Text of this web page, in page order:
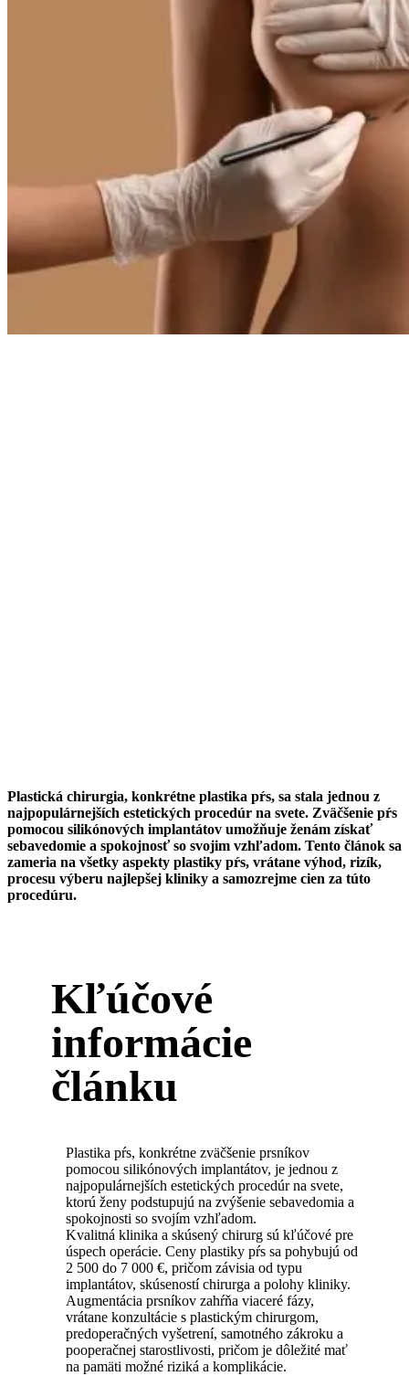
Plastická chirurgia, konkrétne plastika pŕs, sa stala jednou z
najpopulárnejších estetických procedúr na svete. Zväčšenie pŕs
pomocou silikónových implantátov umožňuje ženám získať
sebavedomie a spokojnosť so svojim vzhľadom. Tento článok sa
zameria na všetky aspekty plastiky pŕs, vrátane výhod, rizík,
procesu výberu najlepšej kliniky a samozrejme cien za túto
procedúru.
Kľúčové
informácie
článku
Plastika pŕs, konkrétne zväčšenie prsníkov
pomocou silikónových implantátov, je jednou z
najpopulárnejších estetických procedúr na svete,
ktorú ženy podstupujú na zvýšenie sebavedomia a
spokojnosti so svojím vzhľadom.
Kvalitná klinika a skúsený chirurg sú kľúčové pre
úspech operácie. Ceny plastiky pŕs sa pohybujú od
2 500 do 7 000 €, pričom závisia od typu
implantátov, skúseností chirurga a polohy kliniky.
Augmentácia prsníkov zahŕňa viaceré fázy,
vrátane konzultácie s plastickým chirurgom,
predoperačných vyšetrení, samotného zákroku a
pooperačnej starostlivosti, pričom je dôležité mať
na pamäti možné riziká a komplikácie.